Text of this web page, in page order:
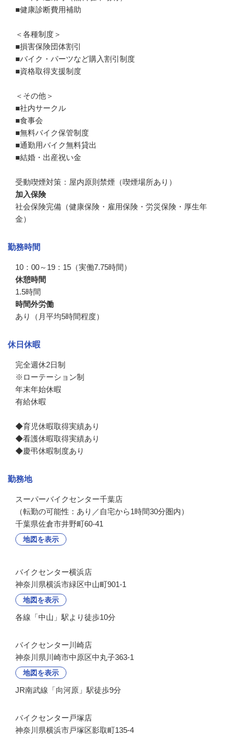
■健康診断費用補助
＜各種制度＞
■損害保険団体割引
■バイク・パーツなど購入割引制度
■資格取得支援制度
＜その他＞
■社内サークル
■食事会
■無料バイク保管制度
■通勤用バイク無料貸出
■結婚・出産祝い金
受動喫煙対策：屋内原則禁煙（喫煙場所あり）
加入保険
社会保険完備（健康保険・雇用保険・労災保険・厚生年
金）
勤務時間
10：00～19：15（実働7.75時間）
休憩時間
1.5時間
時間外労働
あり（月平均5時間程度）
休日休暇
完全週休2日制
※ローテーション制
年末年始休暇
有給休暇
◆育児休暇取得実績あり
◆看護休暇取得実績あり
◆慶弔休暇制度あり
勤務地
スーパーバイクセンター千葉店
（転勤の可能性：あり／自宅から1時間30分圏内）
千葉県佐倉市井野町60-41
地図を表示
バイクセンター横浜店
神奈川県横浜市緑区中山町901-1
地図を表示
各線「中山」駅より徒歩10分
バイクセンター川崎店
神奈川県川崎市中原区中丸子363-1
地図を表示
JR南武線「向河原」駅徒歩9分
バイクセンター戸塚店
神奈川県横浜市戸塚区影取町135-4